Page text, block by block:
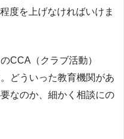
度を上げなければいけま
CCA（クラブ活動）
どういった教育機関があ
なのか、細かく相談にの